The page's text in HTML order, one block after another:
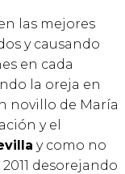
las mejores
y causando
en cada
la oreja en
novillo de María
y el
y como no
desorejando